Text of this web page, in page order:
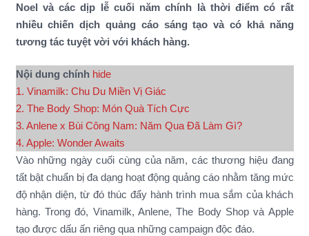
Noel và các dịp lễ cuối năm chính là thời điểm có rất
nhiều chiến dịch quảng cáo sáng tạo và có khả năng
tương tác tuyệt vời với khách hàng.
Nội dung chính hide
1. Vinamilk: Chu Du Miền Vị Giác
2. The Body Shop: Món Quà Tích Cực
3. Anlene x Bùi Công Nam: Năm Qua Đã Làm Gì?
4. Apple: Wonder Awaits
Vào những ngày cuối cùng của năm, các thương hiệu đang
tất bật chuẩn bị đa dạng hoạt động quảng cáo nhằm tăng mức
độ nhận diện, từ đó thúc đẩy hành trình mua sắm của khách
hàng. Trong đó, Vinamilk, Anlene, The Body Shop và Apple
tạo được dấu ấn riêng qua những campaign độc đáo.